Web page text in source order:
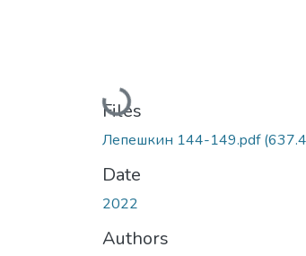
Loading...
Files
Лепешкин 144-149.pdf
Date
2022
Authors